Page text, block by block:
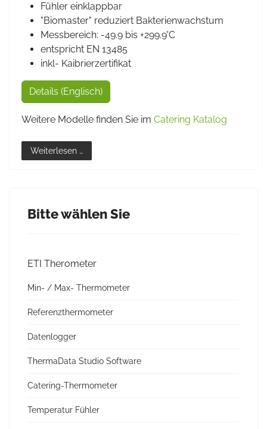
Fühler einklappbar
"Biomaster" reduziert Bakterienwachstum
Messbereich: -49.9 bis +299.9°C
entspricht EN 13485
inkl- Kaibrierzertifikat
Details (Englisch)
Weitere Modelle finden Sie im Catering Katalog
Weiterlesen …
Bitte wählen Sie
ETI Therometer
Min- / Max- Thermometer
Referenzthermometer
Datenlogger
ThermaData Studio Software
Catering-Thermometer
Temperatur Fühler